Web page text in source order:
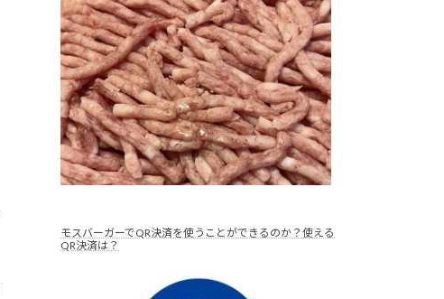
モスバーガーでQR決済を使うことができるのか？使える
QR決済は？